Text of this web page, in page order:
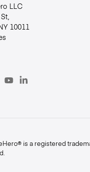
LLC
10011
is a registered